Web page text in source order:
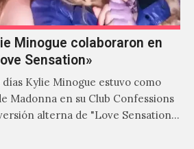
Minogue colaboraron en
Sensation»
días Kylie Minogue estuvo como
Madonna en su Club Confessions
alterna de "Love Sensation",